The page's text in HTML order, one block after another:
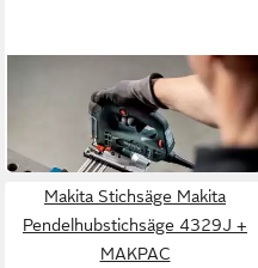
Stichsäge STEB 100 Quick
in 4-5 Werktagen bei dir
Makita Stichsäge Makita
Pendelhubstichsäge 4329J +
MAKPAC